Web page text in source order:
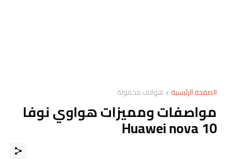
الصفحة الرئيسية هواتف محمولة
مواصفات ومميزات هواوي نوفا
Huawei nova 10